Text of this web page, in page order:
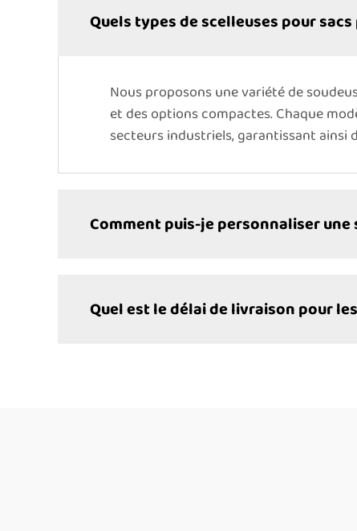
Quels types de scelleuses pour
Nous proposons une variété de
et des options compactes. Chaque
secteurs industriels, garantissant ainsi
Comment puis-je personnaliser
Quel est le délai de livraison pour